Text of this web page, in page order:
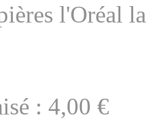
l'Oréal
: 4,00 €